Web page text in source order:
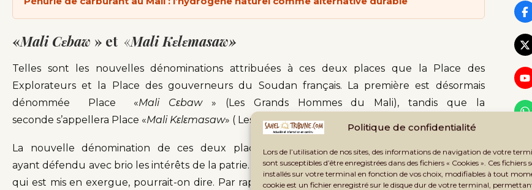
Politique de confidentialité
Lors de l’utilisation de nos sites, des informations de navigation de votre
sont susceptibles d’être enregistrées dans des fichiers « Cookies ». Ces fichiers
installés sur votre terminal en fonction de vos choix, modifiables à tout
cookie est un fichier enregistré sur le disque dur de votre terminal,
«Mali Cεbaw » et «Mali Kεlεmasaw»
Telles sont les nouvelles dénominations attribuées à ces deux places que la Place des
Explorateurs et la Place des gouverneurs du Soudan français. La première est désormais
dénommée Place «Mali Cεbaw» (Les Grands Hommes du Mali), tandis que la
seconde s’appellera Place «Mali Kεlεmasaw» ( Les chefs de guerre du Mali).
La nouvelle dénomination de ces deux places rend hommage aux dirigeants militaires
ayant défendu avec brio les intérêts de la patrie. Donc, c’est un pan de l’histoire militaire du pays
qui est mis en exergue, pourrait-on dire. Par rapport à cet aspect, les autorités de la transition